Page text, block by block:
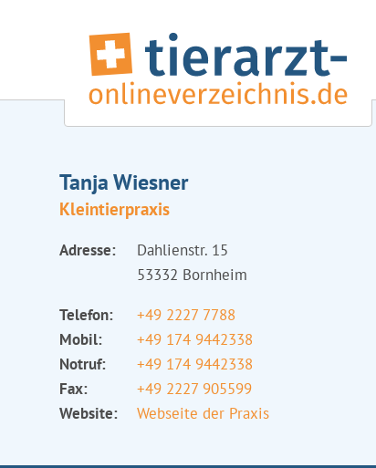
Tanja Wiesner
Kleintierpraxis
Adresse:
Dahlienstr. 15
53332 Bornheim
Telefon:
+49 2227 7788
Mobil:
+49 174 9442338
Notruf:
+49 174 9442338
Fax:
+49 2227 905599
Website:
Webseite der Praxis